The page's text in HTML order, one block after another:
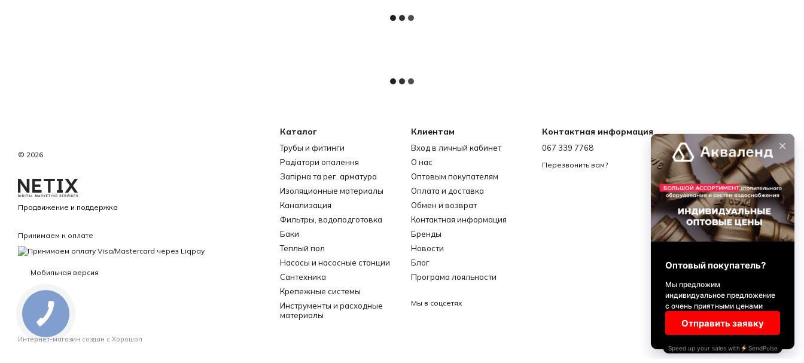
© 2026
Продвижение и поддержка
Принимаем к оплате
Мобильная версия
Интернет-магазин создан с Хорошоп
Каталог
Трубы и фитинги
Радіатори опалення
Запірна та рег. арматура
Изоляционные материалы
Канализация
Фильтры, водоподготовка
Баки
Теплый пол
Насосы и насосные станции
Сантехника
Крепежные системы
Инструменты и расходные
материалы
Клиентам
Вход в личный кабинет
О нас
Оптовым покупателям
Оплата и доставка
Обмен и возврат
Контактная информация
Бренды
Новости
Блог
Програма лояльности
Мы в соцсетях
Контактная информация
067 339 7768
Перезвонить вам?
067 339 7768
info@akvalend.ua